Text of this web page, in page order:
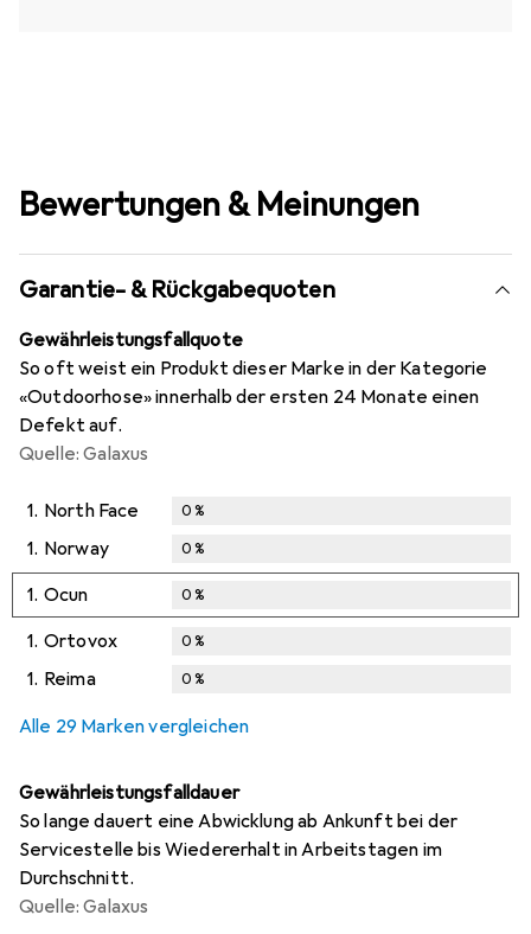
Bewertungen & Meinungen
Garantie- & Rückgabequoten
Gewährleistungsfallquote
So oft weist ein Produkt dieser Marke in der Kategorie
«Outdoorhose» innerhalb der ersten 24 Monate einen
Defekt auf.
Quelle: Galaxus
1. North Face 0%
1. Norway 0%
1. Ocun 0%
1. Ortovox 0%
1. Reima 0%
Alle 29 Marken vergleichen
Gewährleistungsfalldauer
So lange dauert eine Abwicklung ab Ankunft bei der
Servicestelle bis Wiedererhalt in Arbeitstagen im
Durchschnitt.
Quelle: Galaxus